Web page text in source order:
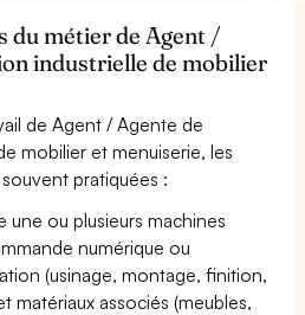
du métier de Agent /
industrielle de mobilier
de Agent / Agente de
mobilier et menuiserie, les
pratiquées :
une ou plusieurs machines
numérique ou
(usinage, montage, finition,
matériaux associés (meubles,